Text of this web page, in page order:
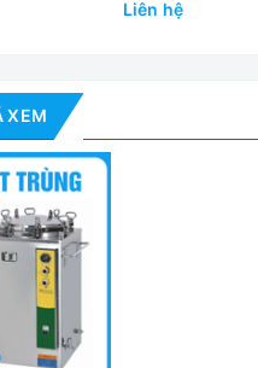
thái làm việc
vệ tự động khi vượt quá nhiệt
thiếu nước
an toàn.
Liên hệ
XEM